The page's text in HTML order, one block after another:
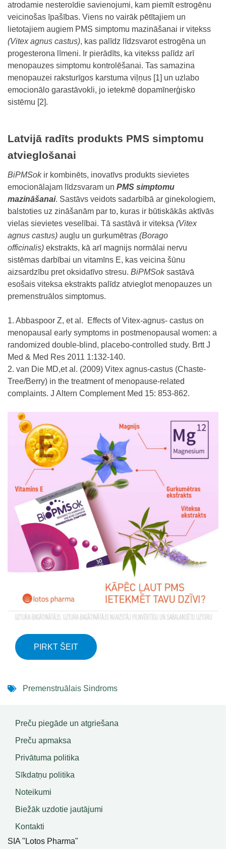
atrodamie nesteroīdie savienojumi, kam piemīt estrogēnu
veicinošas īpašības. Viens no vairāk pētītajiem un
lietotajiem augiem PMS simptomu mazināšanai ir vitekss
(Vitex agnus castus), kas palīdz līdzsvarot estrogēna un
progesterona līmeni. Ir pierādīts, ka vitekss palīdz arī
menopauzes simptomu kontrolēšanai. Tas samazina
menopauzei raksturīgos karstuma viļņus [1] un uzlabo
emocionālo garastāvokli, jo ietekmē dopamīnerģisko
sistēmu [2].
Latvijā radīts produkts PMS simptomu
atvieglošanai
BiPMSokir kombinēts, inovatīvs produkts sievietes
emocionālajam līdzsvaram un PMS simptomu
mazināšanai. Sastāvs veidots sadarbībā ar ginekologiem,
balstoties uz zināšanām par to, kuras ir būtiskākās aktīvās
vielas sievietes veselībai. Tā sastāvā ir viteksa (Vitex
agnus castus) augļu un gurķumētras (Borago
officinalis) ekstrakts, kā arī magnijs normālai nervu
sistēmas darbībai un vitamīns E, kas veicina šūnu
aizsardzību pret oksidatīvo stresu. BiPMSok sastāvā
esošais viteksa ekstrakts palīdz atvieglot menopauzes un
premenstruālos simptomus.
1. Abbaspoor Z, et al. Effects of Vitex-agnus- castus on
menopausal early symptoms in postmenopausal women: a
randomized double-blind, placebo-controlled study. Brtt J
Med & Med Res 2011 1:132-140.
2. van Die MD,et al. (2009) Vitex agnus-castus (Chaste-
Tree/Berry) in the treatment of menopause-related
complaints. J Altern Complement Med 15: 853-862.
PIRKT ŠEIT
Premenstruālais Sindroms
Preču piegāde un atgriešana
Preču apmaksa
Privātuma politika
Sīkdatņu politika
Noteikumi
Biežāk uzdotie jautājumi
Kontakti
SIA "Lotos Pharma"